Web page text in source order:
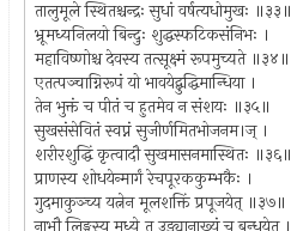
तालुमूले स्थितश्चन्द्रः सुधां वर्षत्यधोमुखः ॥३३॥
भ्रूमध्यनिलयो बिन्दुः शुद्धस्फटिकसंनिभः ।
महाविष्णोश्च देवस्य तत्सूक्ष्मं रूपमुच्यते ॥३४॥
एतत्पञ्चाग्निरूपं यो भावयेद्बुद्धिमान्धिया ।
तेन भुक्तं च पीतं च हुतमेव न संशयः ॥३५॥
सुखसंसेवितं स्वप्नं सुजीर्णमितभोजनम।ज् ।
शरीरशुद्धिं कृत्वादौ सुखमासनमास्थितः ॥३६॥
प्राणस्य शोधयेन्मार्गं रेचपूरककुम्भकैः ।
गुदमाकुञ्च्य यत्नेन मूलशक्तिं प्रपूजयेत् ॥३७॥